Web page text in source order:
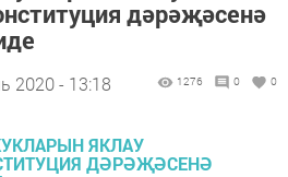
дәрәҗәсенә
2020 - 13:18 1276 0 0